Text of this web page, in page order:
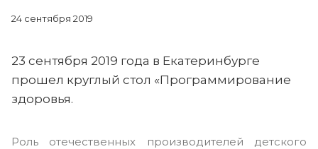
24 сентября 2019
23 сентября 2019 года в Екатеринбурге
прошел круглый стол «Программирование
здоровья.
Роль отечественных производителей детского